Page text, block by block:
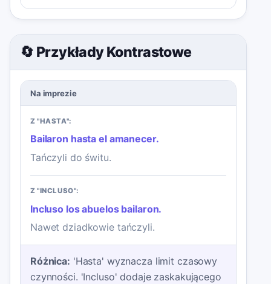
🔄 Przykłady Kontrastowe
Na imprezie
Z "HASTA":
Bailaron hasta el amanecer.
Tańczyli do świtu.
Z "INCLUSO":
Incluso los abuelos bailaron.
Nawet dziadkowie tańczyli.
Różnica: 'Hasta' wyznacza limit czasowy
czynności. 'Incluso' dodaje zaskakującego